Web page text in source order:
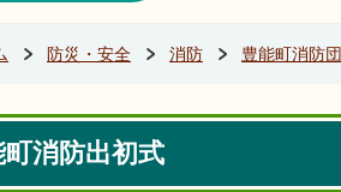
防災・安全 消防 豊能町消防
消防出初式